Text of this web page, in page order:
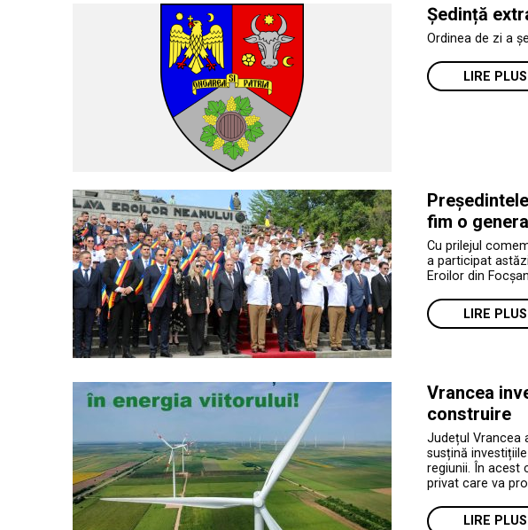
Ședință
Ordinea de zi a
LIRE PLUS
fim o
Cu prilejul
a participat
Eroilor din
LIRE PLUS
Vrancea
construire
Județul Vrancea
susțină
regiunii. În acest
privat care va
LIRE PLUS